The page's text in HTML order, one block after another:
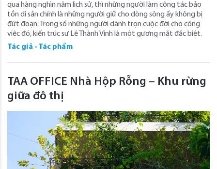
qua hàng nghìn năm lịch sử, thì những người làm công tác bảo
tồn di sản chính là những người giữ cho dòng sông ấy không bị
đứt đoạn. Trong số những người dành trọn cuộc đời cho công
việc đó, kiến trúc sư Lê Thành Vinh là một gương mặt đặc biệt.
Tác giả - Tác phẩm
TAA OFFICE Nhà Hộp Rỗng – Khu rừng
giữa đô thị